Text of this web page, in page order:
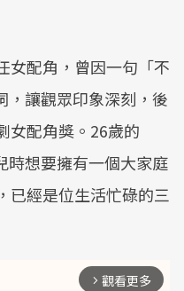
女配角，曾因一句「不
，讓觀眾印象深刻，後
女配角獎。26歲的
時想要擁有一個大家庭
已經是位生活忙碌的三
arrow_forward_ios 觀看更多